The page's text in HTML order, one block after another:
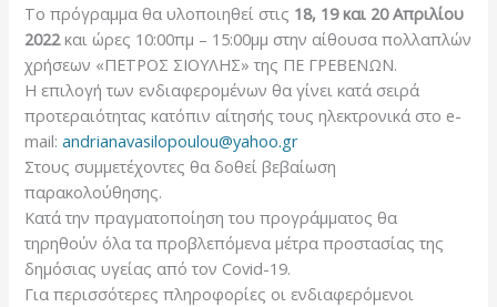
Το πρόγραμμα θα υλοποιηθεί στις 18, 19 και 20 Απριλίου
2022και ώρες 10:00πμ – 15:00μμ στην αίθουσα πολλαπλών
χρήσεων «ΠΕΤΡΟΣ ΣΙΟΥΛΗΣ» της ΠΕ ΓΡΕΒΕΝΩΝ.
Η επιλογή των ενδιαφερομένων θα γίνει κατά σειρά
προτεραιότητας κατόπιν αίτησής τους ηλεκτρονικά στο e-
mail:andrianavasilopoulou@yahoo.gr
Στους συμμετέχοντες θα δοθεί βεβαίωση
παρακολούθησης.
Κατά την πραγματοποίηση του προγράμματος θα
τηρηθούν όλα τα προβλεπόμενα μέτρα προστασίας της
δημόσιας υγείας από τον Covid-19.
Για περισσότερες πληροφορίες οι ενδιαφερόμενοι